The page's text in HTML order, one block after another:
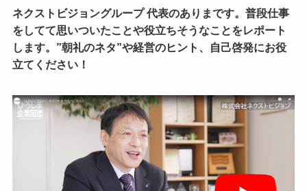
ネクストビジョングループ 代表のありまです。普段仕事
をしてて思いついたことや役立ちそうなことをレポート
します。”朝礼のネタ”や経営のヒント、自己啓発にお役
立てください！